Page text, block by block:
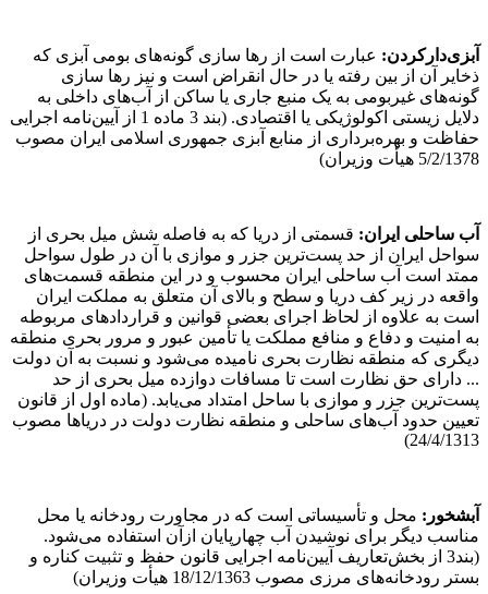
آبزی‌دارکردن: عبارت است از رها سازی گونه‌های بومی آبزی که
ذخایر آن از بین رفته یا در حال انقراض است و نیز رها سازی
گونه‌های غیربومی به یک منبع جاری یا ساکن از آب‌های داخلی به
دلایل زیستی اکولوژیکی یا اقتصادی. (بند 3 ماده 1 از آیین‌نامه اجرایی
حفاظت و بهره‌برداری از منابع آبزی جمهوری اسلامی ایران مصوب
5/2/1378 هیأت وزیران)
آب ساحلی ایران: قسمتی از دریا که به فاصله شش میل بحری از
سواحل ایران از حد پست‌ترین جزر و موازی با آن در طول سواحل
ممتد است آب ساحلی ایران محسوب و در این منطقه قسمت‌های
واقعه در زیر کف دریا و سطح و بالای آن متعلق به مملکت ایران
است به علاوه از لحاظ اجرای بعضی قوانین و قراردادهای مربوطه
به امنیت و دفاع و منافع مملکت یا تأمین عبور و مرور بحری منطقه
دیگری که منطقه نظارت بحری نامیده می‌شود و نسبت به آن دولت
... دارای حق نظارت است تا مسافات دوازده میل بحری از حد
پست‌ترین جزر و موازی با ساحل امتداد می‌یابد. (ماده اول از قانون
تعیین حدود آب‌های ساحلی و منطقه نظارت دولت در دریاها مصوب
24/4/1313)
آبشخور: محل و تأسیساتی است که در مجاورت رودخانه یا محل
مناسب دیگر برای نوشیدن آب چهارپایان از‌آن استفاده می‌شود.
(بند3 از بخش‌تعاریف آیین‌نامه اجرایی قانون حفظ و تثبیت کناره و
بستر رودخانه‌های مرزی مصوب 18/12/1363 هیأت وزیران)